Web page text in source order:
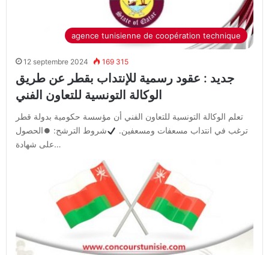
agence tunisienne de coopération technique
12 septembre 2024 169 315
جديد : عقود رسمية للإنتداب بقطر عن طريق
الوكالة التونسية للتعاون الفني
تعلم الوكالة التونسية للتعاون الفني أن مؤسسة حكومية بدولة قطر
ترغب في انتداب مسعفات ومسعفين.
شروط الترشح: ⏺الحصول
على شهادة…